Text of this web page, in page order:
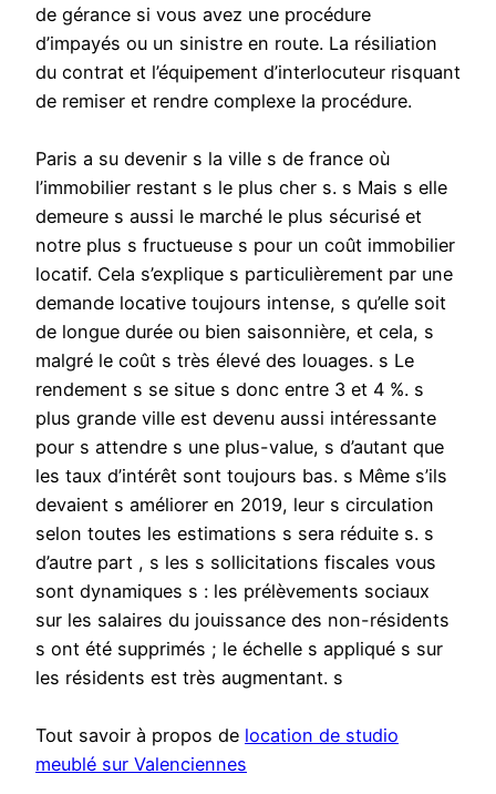
de gérance si vous avez une procédure
d’impayés ou un sinistre en route. La résiliation
du contrat et l’équipement d’interlocuteur risquant
de remiser et rendre complexe la procédure.
Paris a su devenir s la ville s de france où
l’immobilier restant s le plus cher s. s Mais s elle
demeure s aussi le marché le plus sécurisé et
notre plus s fructueuse s pour un coût immobilier
locatif. Cela s’explique s particulièrement par une
demande locative toujours intense, s qu’elle soit
de longue durée ou bien saisonnière, et cela, s
malgré le coût s très élevé des louages. s Le
rendement s se situe s donc entre 3 et 4 %. s
plus grande ville est devenu aussi intéressante
pour s attendre s une plus-value, s d’autant que
les taux d’intérêt sont toujours bas. s Même s’ils
devaient s améliorer en 2019, leur s circulation
selon toutes les estimations s sera réduite s. s
d’autre part , s les s sollicitations fiscales vous
sont dynamiques s : les prélèvements sociaux
sur les salaires du jouissance des non-résidents
s ont été supprimés ; le échelle s appliqué s sur
les résidents est très augmentant. s
Tout savoir à propos de location de studio
meublé sur Valenciennes